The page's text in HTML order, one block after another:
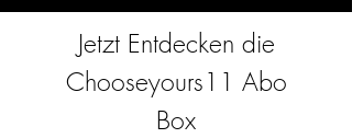
Jetzt Entdecken die
Chooseyours11 Abo
Box